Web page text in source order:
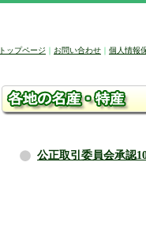
トップページ ｜ お問い合わせ ｜ 個人情報
公正取引委員会承認